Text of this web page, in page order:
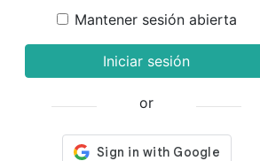
Mantener sesión abierta
Iniciar sesión
or